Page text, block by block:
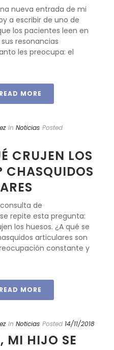
nueva entrada de mi
a escribir de uno de
los pacientes leen en
resonancias
les preocupa: el
READ MORE
In Noticias Posted
CRUJEN LOS
CHASQUIDOS
de
repite esta pregunta:
los huesos. ¿A qué se
articulares son
constante y
READ MORE
In Noticias Posted 14/11/2018
MI HIJO SE